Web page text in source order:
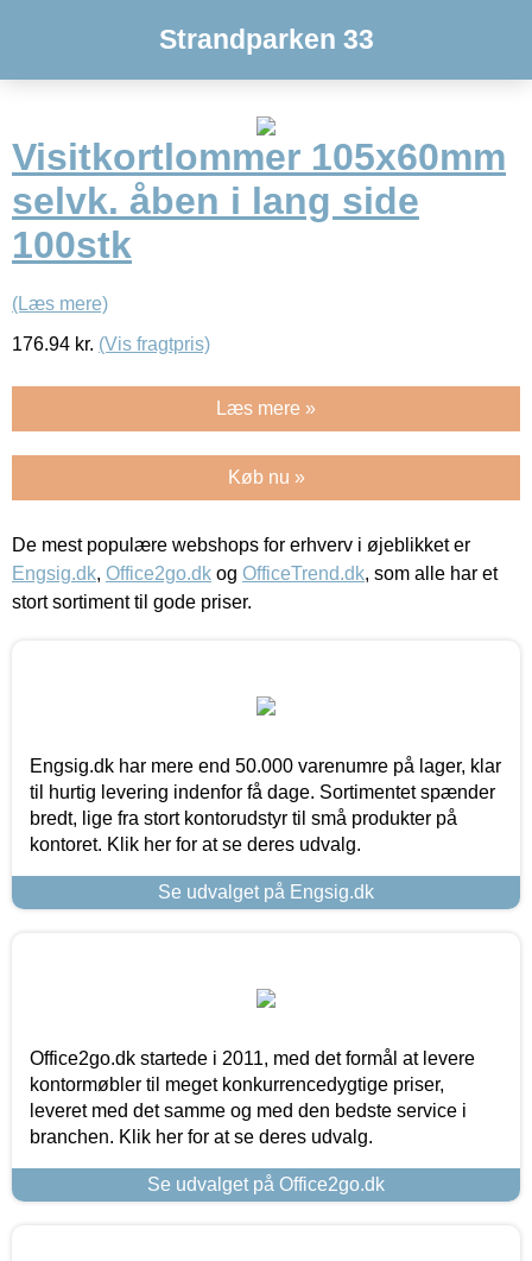
Strandparken 33
Visitkortlommer 105x60mm
selvk. åben i lang side
100stk
(Læs mere)
176.94 kr. (Vis fragtpris)
Læs mere »
Køb nu »
De mest populære webshops for erhverv i øjeblikket er
Engsig.dk, Office2go.dk og OfficeTrend.dk, som alle har et
stort sortiment til gode priser.
Engsig.dk har mere end 50.000 varenumre på lager, klar
til hurtig levering indenfor få dage. Sortimentet spænder
bredt, lige fra stort kontorudstyr til små produkter på
kontoret. Klik her for at se deres udvalg.
Se udvalget på Engsig.dk
Office2go.dk startede i 2011, med det formål at levere
kontormøbler til meget konkurrencedygtige priser,
leveret med det samme og med den bedste service i
branchen. Klik her for at se deres udvalg.
Se udvalget på Office2go.dk